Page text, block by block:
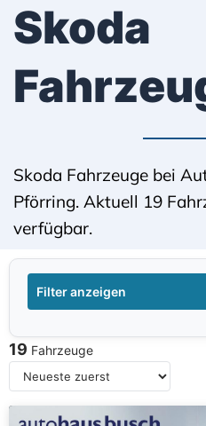
Skoda
Skoda Fahrzeuge bei
Pförring. Aktuell 19
verfügbar.
Filter anzeigen
19 Fahrzeuge